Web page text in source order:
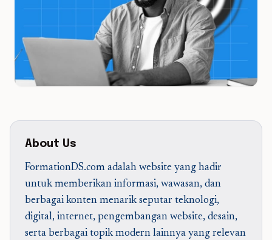
About Us
FormationDS.com adalah website yang hadir
untuk memberikan informasi, wawasan, dan
berbagai konten menarik seputar teknologi,
digital, internet, pengembangan website, desain,
serta berbagai topik modern lainnya yang relevan